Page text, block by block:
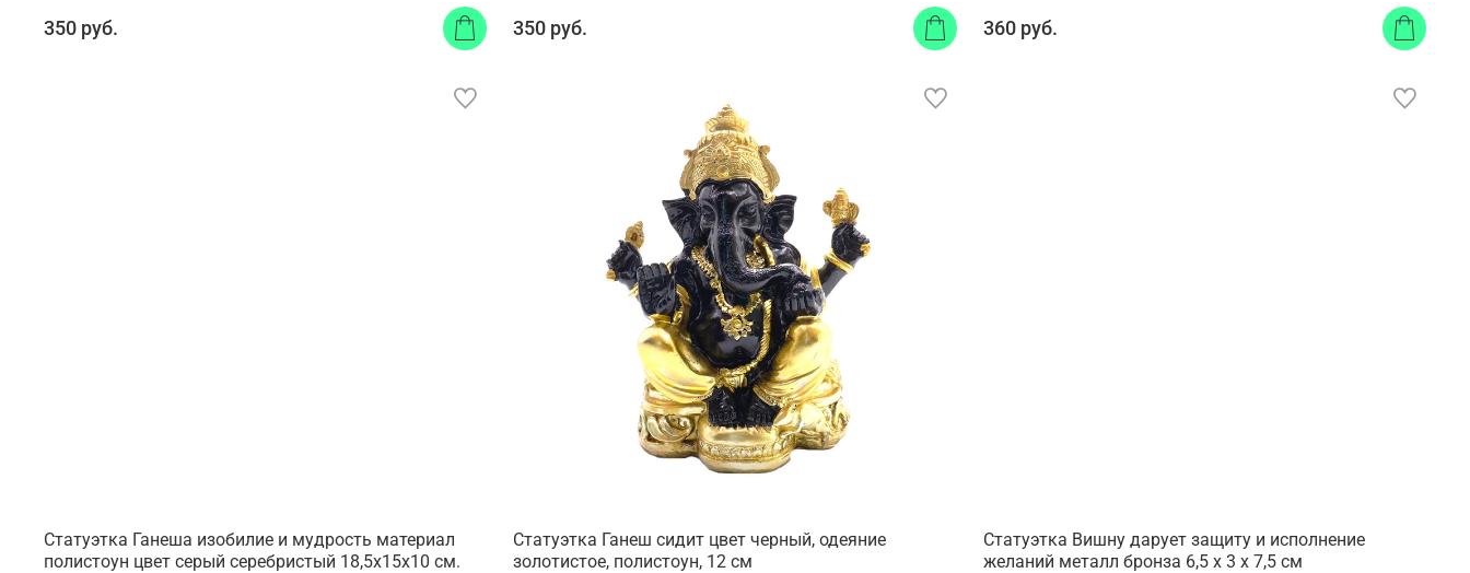
350 руб. 350 руб. 360 руб.
Статуэтка Ганеша изобилие и мудрость материал
полистоун цвет серый серебристый 18,5x15x10 см.
Статуэтка Ганеш сидит цвет черный, одеяние
золотистое, полистоун, 12 см
Статуэтка Вишну дарует защиту и исполнение
желаний металл бронза 6,5 x 3 x 7,5 см